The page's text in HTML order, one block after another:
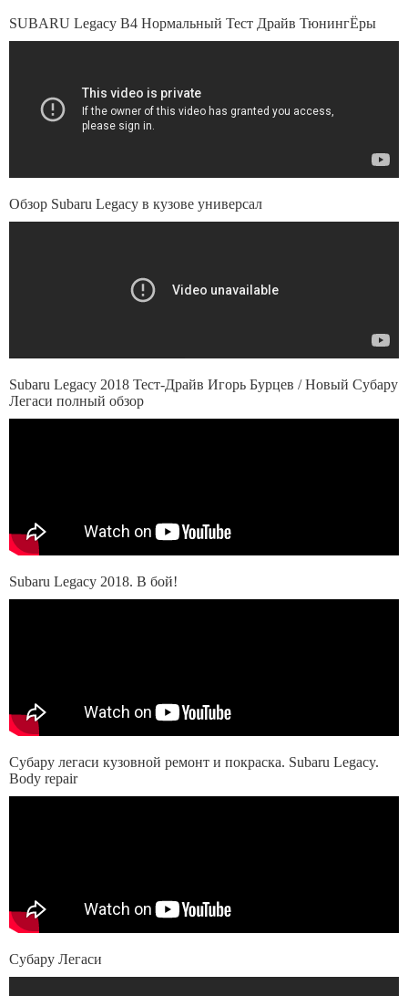
SUBARU Legacy B4 Нормальный Тест Драйв ТюнингЁры
Обзор Subaru Legacy в кузове универсал
Subaru Legacy 2018 Тест-Драйв Игорь Бурцев / Новый Субару
Легаси полный обзор
Subaru Legacy 2018. В бой!
Субару легаси кузовной ремонт и покраска. Subaru Legacy.
Body repair
Субару Легаси